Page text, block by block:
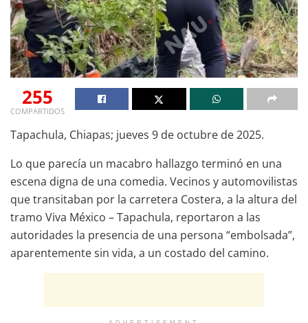
255
COMPARTIDOS
Tapachula, Chiapas; jueves 9 de octubre de 2025.
Lo que parecía un macabro hallazgo terminó en una
escena digna de una comedia. Vecinos y automovilistas
que transitaban por la carretera Costera, a la altura del
tramo Viva México – Tapachula, reportaron a las
autoridades la presencia de una persona “embolsada”,
aparentemente sin vida, a un costado del camino.